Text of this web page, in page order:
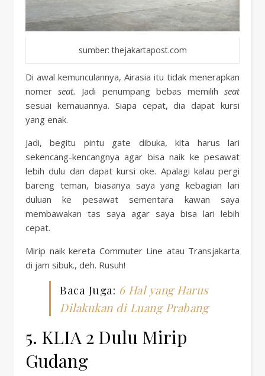
sumber: thejakartapost.com
Di awal kemunculannya, Airasia itu tidak menerapkan
nomerseat. Jadi penumpang bebas memilih seat
sesuai kemauannya. Siapa cepat, dia dapat kursi
yang enak.
Jadi, begitu pintu gate dibuka, kita harus lari
sekencang-kencangnya agar bisa naik ke pesawat
lebih dulu dan dapat kursi oke. Apalagi kalau pergi
bareng teman, biasanya saya yang kebagian lari
duluan ke pesawat sementara kawan saya
membawakan tas saya agar saya bisa lari lebih
cepat.
Mirip naik kereta Commuter Line atau Transjakarta
di jam sibuk., deh. Rusuh!
Baca Juga: 6 Hal yang Harus
Dilakukan di Luang Prabang
5. KLIA 2 Dulu Mirip
Gudang